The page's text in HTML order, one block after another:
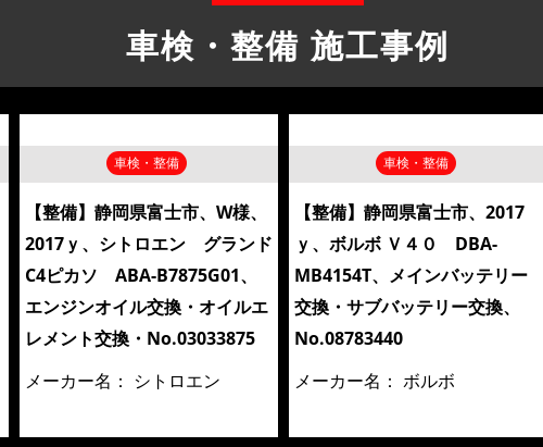
車検・整備 施工事例
車検・整備
【整備】静岡県富士市、W様、
2017ｙ、シトロエン グランド
C4ピカソ ABA-B7875G01、
エンジンオイル交換・オイルエ
レメント交換・No.03033875
メーカー名： シトロエン
車検・整備
【整備】静岡県富士市、2017
ｙ、ボルボ Ｖ４０ DBA-
MB4154T、メインバッテリー
交換・サブバッテリー交換、
No.08783440
メーカー名： ボルボ